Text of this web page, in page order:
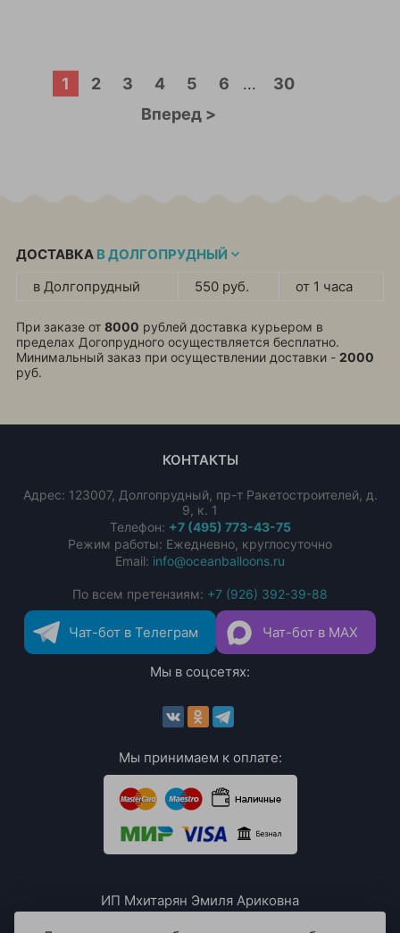
1 2 3 4 5 6 ...
30
Вперед >
ДОСТАВКА В ДОЛГОПРУДНЫЙ
в Долгопрудный
550 руб. от 1 часа
При заказе от 8000 рублей доставка курьером в
пределах Догопрудного осуществляется бесплатно.
Минимальный заказ при осуществлении доставки - 2000
руб.
КОНТАКТЫ
Адрес: 123007, Долгопрудный, пр-т Ракетостроителей, д.
9, к. 1
Телефон: +7 (495) 773-43-75
Режим работы: Ежедневно, круглосуточно
Email: info@oceanballoons.ru
По всем претензиям: +7 (926) 392-39-88
Чат-бот в Телеграм Чат-бот в MAX
Мы в соцсетях:
Мы принимаем к оплате:
ИП Мхитарян Эмиля Ариковна
ИНН: 771385063807